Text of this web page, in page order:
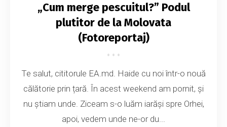
„Cum merge pescuitul?” Podul
plutitor de la Molovata
(Fotoreportaj)
Te salut, cititorule EA.md. Haide cu noi într-o nouă
călătorie prin țară. În acest weekend am pornit, și
nu știam unde. Ziceam s-o luăm iarăși spre Orhei,
apoi, vedem unde ne-or du...